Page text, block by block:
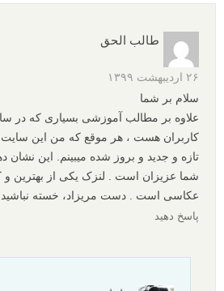
طالب الحق
۲۶ اردیبهشت ۱۳۹۹
سلام بر شما
علاوه بر مطالب آموزشى بسیارى که در
کاربران هست ، هر موقع که من این
تازه و جدید و بروز شده میبینم. این نشان
شما عزیزان است . لنزک یکى از بهترین و
عکاسى است . دست مریزاد، خسته
پاسخ دهید